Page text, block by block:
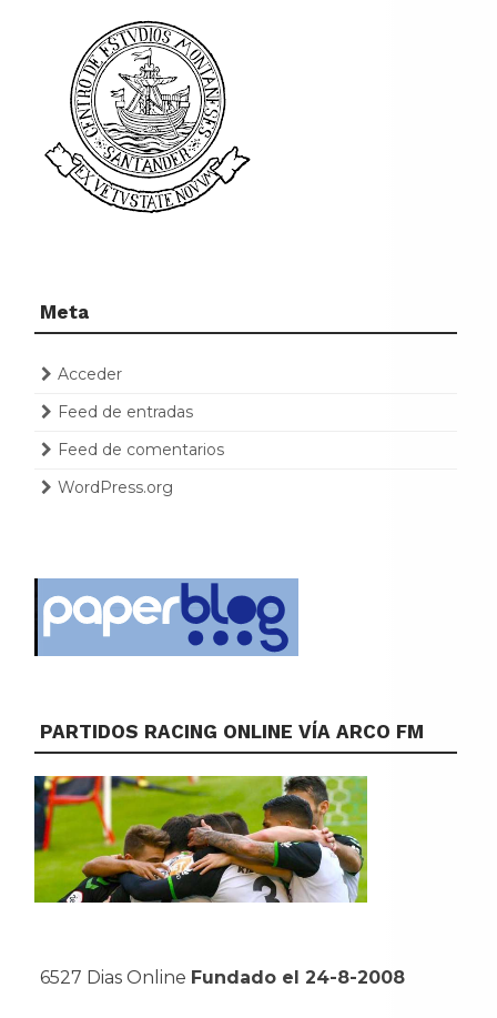
Meta
Acceder
Feed de entradas
Feed de comentarios
WordPress.org
PARTIDOS RACING ONLINE VÍA ARCO FM
6527 Dias Online Fundado el 24-8-2008